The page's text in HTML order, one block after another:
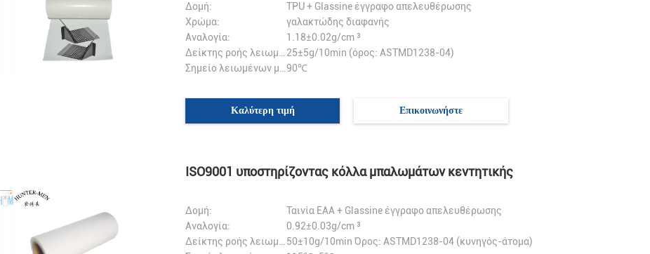
Δομή:
TPU + Glassine έγγραφο απελευθέρωσης
Χρώμα:
γαλακτώδης διαφανής
Αναλογία:
1.18±0.02g/cm ³
25±5g/10min (όρος: ASTMD1238-04)
90℃
Καλύτερη τιμή Επικοινωνήστε
ISO9001 υποστηρίζοντας κόλλα μπαλωμάτων κεντητικής
Δομή:
Ταινία EAA + Glassine έγγραφο απελευθέρωσης
Αναλογία:
0.92±0.03g/cm ³
50±10g/10min Όρος: ASTMD1238-04 (κυνηγός-άτομα)